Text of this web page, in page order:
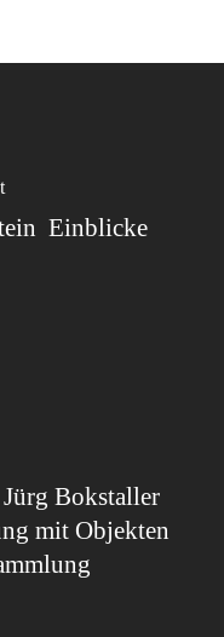
 Einblicke
Bokstaller
mit Objekten